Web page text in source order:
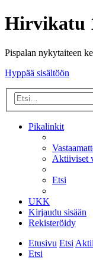
Hirvikatu
Pispalan nykytaiteen
Hyppää sisältöön
Pikalinkit
Aktiiviset
Etsi
UKK
Kirjaudu sisään
Rekisteröidy
Etusivu Etsi
Etsi